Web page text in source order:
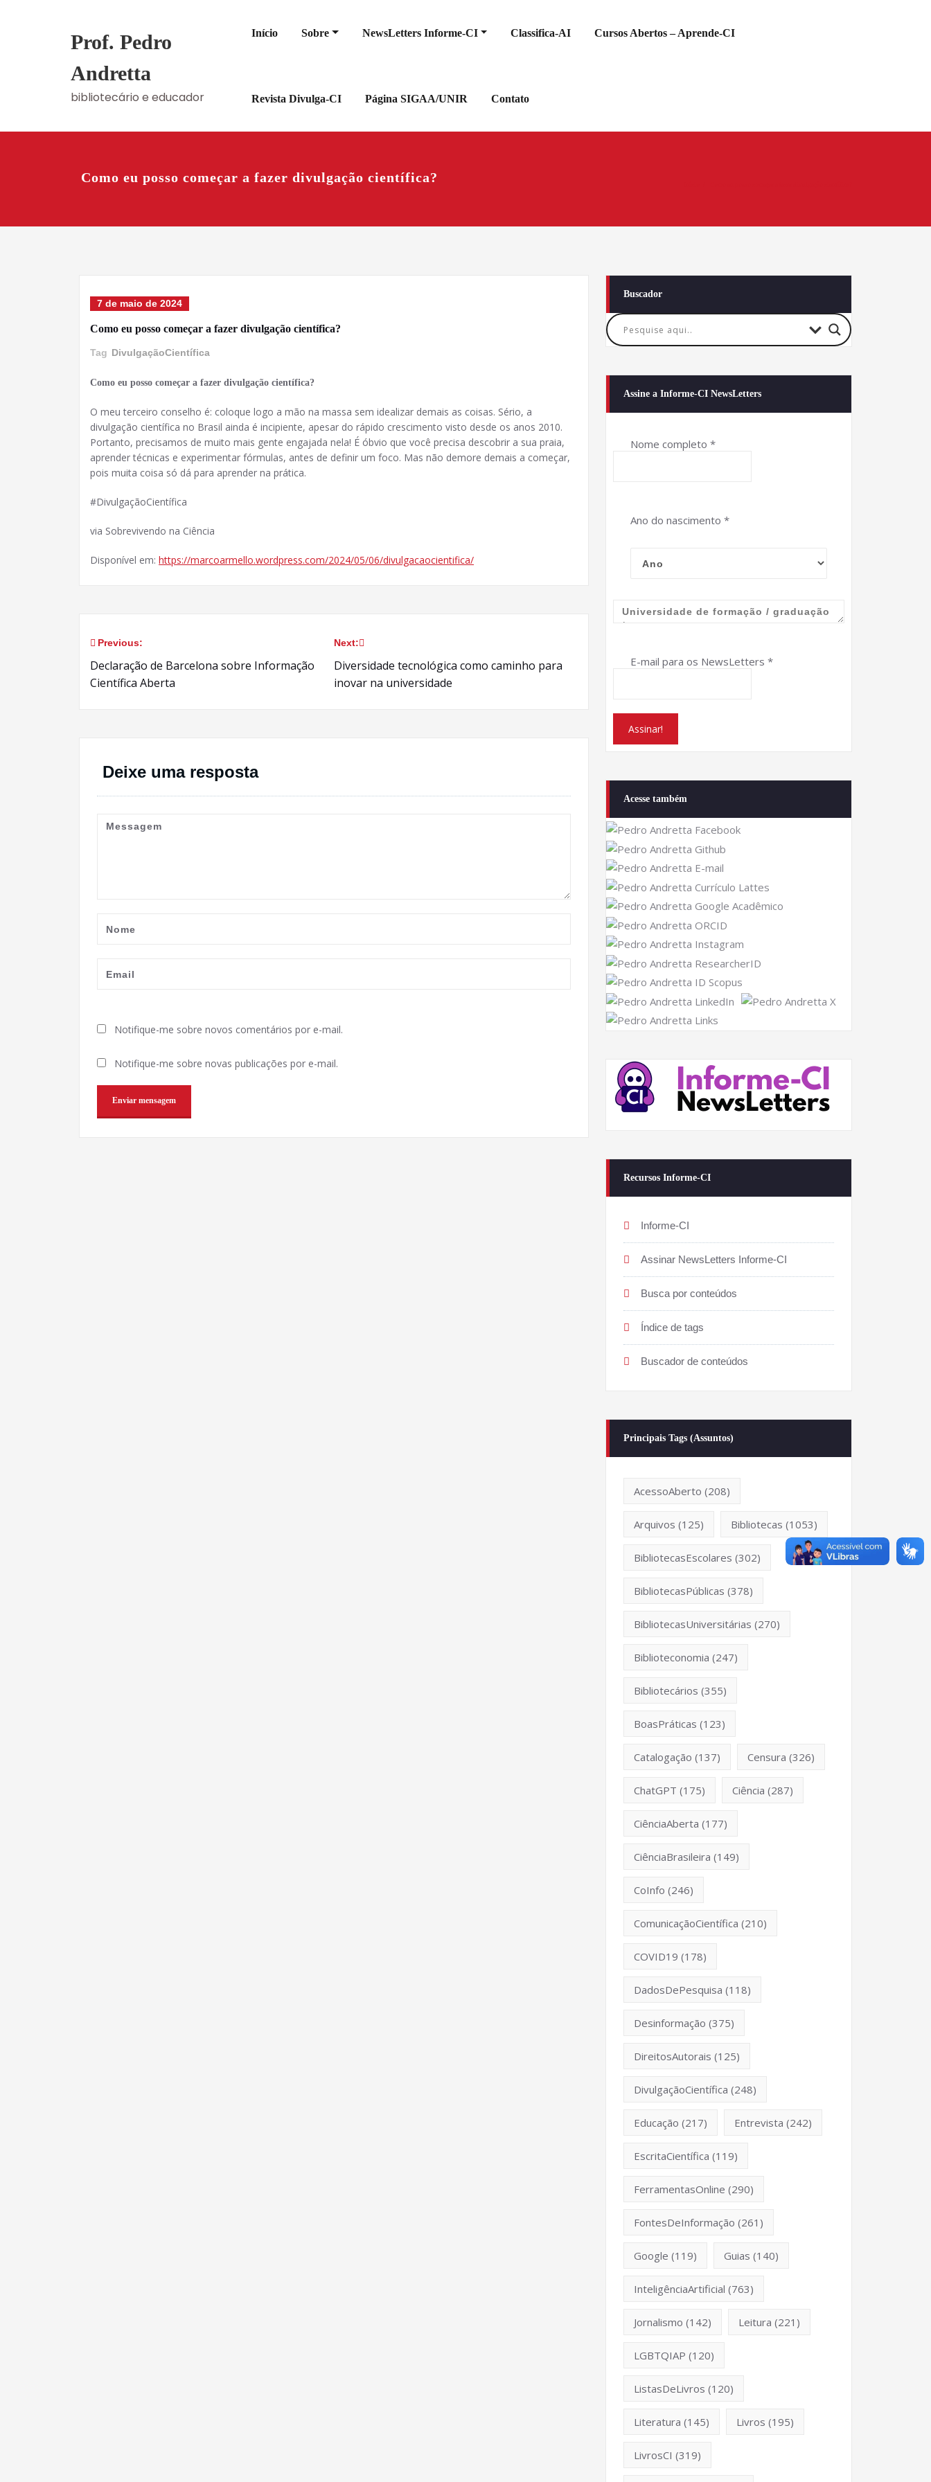
Prof. Pedro
Andretta
bibliotecário e educador
Início Sobre NewsLetters Informe-CI Classifica-AI Cursos Abertos – Aprende-CI
Revista Divulga-CI Página SIGAA/UNIR Contato
Como eu posso começar a fazer divulgação científica?
7 de maio de 2024
Como eu posso começar a fazer divulgação científica?
Tag DivulgaçãoCientífica
Como eu posso começar a fazer divulgação científica?
O meu terceiro conselho é: coloque logo a mão na massa sem idealizar demais as coisas. Sério, a
divulgação científica no Brasil ainda é incipiente, apesar do rápido crescimento visto desde os anos 2010.
Portanto, precisamos de muito mais gente engajada nela! É óbvio que você precisa descobrir a sua praia,
aprender técnicas e experimentar fórmulas, antes de definir um foco. Mas não demore demais a começar,
pois muita coisa só dá para aprender na prática.
#DivulgaçãoCientífica
via Sobrevivendo na Ciência
Disponível em: https://marcoarmello.wordpress.com/2024/05/06/divulgacaocientifica/
Navegação
de
Previous:
Declaração de Barcelona sobre Informação
Científica Aberta
Next:
Diversidade tecnológica como caminho para
inovar na universidade
Deixe uma resposta
Notifique-me sobre novos comentários por e-mail.
Notifique-me sobre novas publicações por e-mail.
Buscador
Assine a Informe-CI NewsLetters
Nome completo *
Ano do nascimento *
E-mail para os NewsLetters *
Acesse também
Recursos Informe-CI
Informe-CI
Assinar NewsLetters Informe-CI
Busca por conteúdos
Índice de tags
Buscador de conteúdos
Principais Tags (Assuntos)
AcessoAberto (208)
Arquivos (125) Bibliotecas (1053)
BibliotecasEscolares (302)
BibliotecasPúblicas (378)
BibliotecasUniversitárias (270)
Biblioteconomia (247)
Bibliotecários (355)
BoasPráticas (123)
Catalogação (137) Censura (326)
ChatGPT (175) Ciência (287)
CiênciaAberta (177)
CiênciaBrasileira (149)
CoInfo (246)
ComunicaçãoCientífica (210)
COVID19 (178)
DadosDePesquisa (118)
Desinformação (375)
DireitosAutorais (125)
DivulgaçãoCientífica (248)
Educação (217) Entrevista (242)
EscritaCientífica (119)
FerramentasOnline (290)
FontesDeInformação (261)
Google (119) Guias (140)
InteligênciaArtificial (763)
Jornalismo (142) Leitura (221)
LGBTQIAP (120)
ListasDeLivros (120)
Literatura (145) Livros (195)
LivrosCI (319)